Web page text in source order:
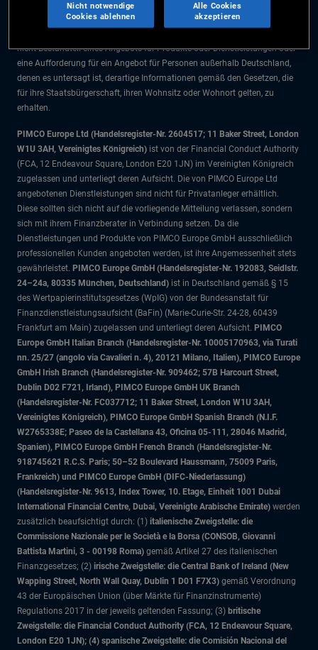
Die Produkte und Dienstleistungen stehen nur Bürgern dieser
nicht Bestandteil eines Angebots für Produkte oder Dienstleistungen oder
eine Aufforderung für ein Angebot für Personen außerhalb Deutschland,
denen es untersagt ist, derartige Informationen gemäß den Gesetzen, die
für ihre Staatsbürgerschaft, ihren Wohnsitz oder Wohnort gelten, zu
erhalten.
PIMCO Europe Ltd (Handelsregister-Nr. 2604517; 11 Baker Street, London
W1U 3AH, Vereinigtes Königreich) ist von der Financial Conduct Authority
(FCA, 12 Endeavour Square, London E20 1JN) im Vereinigten Königreich
zugelassen und unterliegt deren Aufsicht. Die von PIMCO Europe Ltd
angebotenen Dienstleistungen sind nicht für Privatanleger erhältlich.
Diese sollten sich nicht auf die vorliegende Mitteilung verlassen, sondern
sich mit ihrem Finanzberater in Verbindung setzen. Da die
Dienstleistungen und Produkte von PIMCO Europe GmbH ausschließlich
professionellen Kunden angeboten werden, ist ihre Angemessenheit stets
gewährleistet. PIMCO Europe GmbH (Handelsregister-Nr. 192083, Seidlstr.
24–24a, 80335 München, Deutschland) ist in Deutschland gemäß § 15
des Wertpapierinstitutsgesetzes (WpIG) von der Bundesanstalt für
Finanzdienstleistungsaufsicht (BaFin) (Marie-Curie-Str. 24-28, 60439
Frankfurt am Main) zugelassen und unterliegt deren Aufsicht. PIMCO
Europe GmbH Italian Branch (Handelsregister-Nr. 10005170963, via Turati
nn. 25/27 (angolo via Cavalieri n. 4), 20121 Milano, Italien), PIMCO Europe
GmbH Irish Branch (Handelsregister-Nr. 909462; 57B Harcourt Street,
Dublin D02 F721, Irland), PIMCO Europe GmbH UK Branch
(Handelsregister-Nr. FC037712; 11 Baker Street, London W1U 3AH,
Vereinigtes Königreich), PIMCO Europe GmbH Spanish Branch (N.I.F.
W2765338E; Paseo de la Castellana 43, Oficina 05-111, 28046 Madrid,
Spanien), PIMCO Europe GmbH French Branch (Handelsregister-Nr.
918745621 R.C.S. Paris; 50–52 Boulevard Haussmann, 75009 Paris,
Frankreich) und PIMCO Europe GmbH (DIFC-Niederlassung)
(Handelsregister-Nr. 9613, Index Tower, 10. Etage, Einheit 1001 Dubai
International Financial Centre, Dubai, Vereinigte Arabische Emirate) werden
zusätzlich beaufsichtigt durch: (1) italienische Zweigstelle: die
Commissione Nazionale per le Società e la Borsa (CONSOB, Giovanni
Battista Martini, 3 - 00198 Roma) gemäß Artikel 27 des italienischen
Finanzgesetzes; (2) irische Zweigstelle: die Central Bank of Ireland (New
Wapping Street, North Wall Quay, Dublin 1 D01 F7X3) gemäß Verordnung
43 der Europäischen Union (über Märkte für Finanzinstrumente)
Regulations 2017 in der jeweils geltenden Fassung; (3) britische
Zweigstelle: die Financial Conduct Authority (FCA, 12 Endeavour Square,
London E20 1JN); (4) spanische Zweigstelle: die Comisión Nacional del
Nicht notwendige
Cookies ablehnen
Alle Cookies
akzeptieren